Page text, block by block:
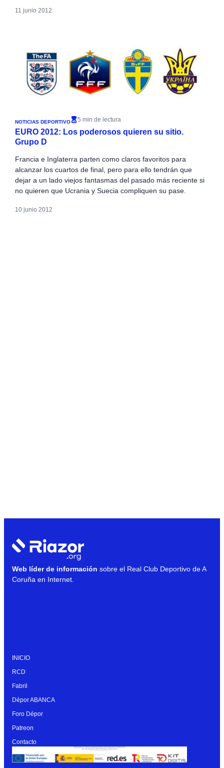
11 junio 2012
NOTICIAS DEPORTIVO 5 min de lectura
EURO 2012: Los poderosos quieren su sitio.
Grupo D
Francia e Inglaterra parten como claros favoritos para
alcanzar los cuartos de final, pero para ello tendrán que
dejar a un lado viejos fantasmas del pasado más reciente si
no quieren que Ucrania y Suecia compliquen su pase.
10 junio 2012
Web líder de información sobre el Real Club Deportivo de A
Coruña en Internet.
INICIO
RCD
Fabril
Dépor ABANCA
Foro Dépor
Patreon
Contacto